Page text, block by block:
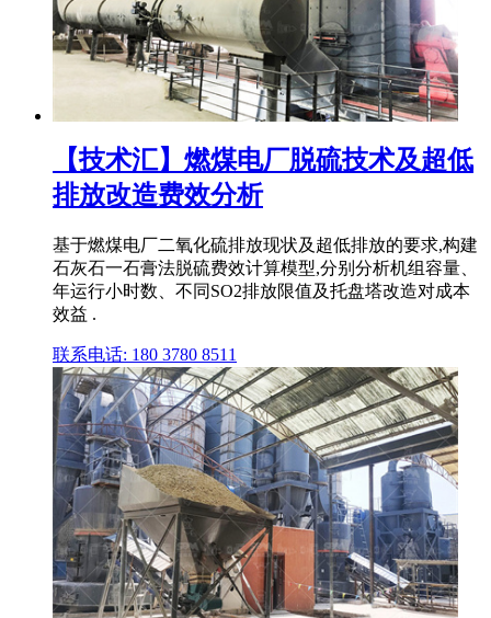
【技术汇】燃煤电厂脱硫技术及超低
排放改造费效分析
基于燃煤电厂二氧化硫排放现状及超低排放的要求,构建
石灰石一石膏法脱硫费效计算模型,分别分析机组容量、
年运行小时数、不同SO2排放限值及托盘塔改造对成本
效益 .
联系电话: 180 3780 8511